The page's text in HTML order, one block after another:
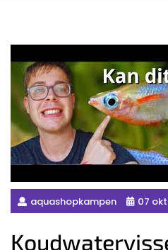
aquashopkampen 07